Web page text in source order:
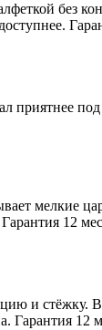
приятнее
мелкие
12
и стёжку.
Гарантия 12